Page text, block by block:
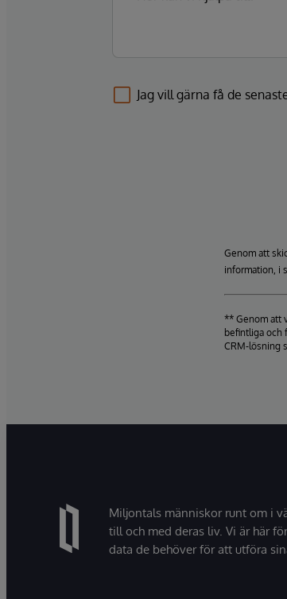
Jag vill gärna få de
Genom att
information, i
** Genom att
befintliga och
CRM-lösning
Miljontals människor runt om i
till och med deras liv. Vi är här
data de behöver för att utföra